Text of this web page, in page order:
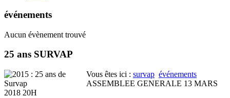
événements
Aucun évènement trouvé
25 ans SURVAP
Vous êtes ici : survap événements
ASSEMBLEE GENERALE 13 MARS
2018 20H